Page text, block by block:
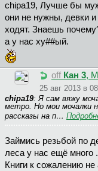
chipa19, Лучше бы
они не нужны, девки и
ходят. Знаешь
а у нас ху##ый.
off Кан 3, М
25 авг 2013 в
chipa19: Я сам вяжу
метро. Но мои мочалки
рассказы на п…
Займись резьбой по
леса у нас ещё много .
Книги к сожалению